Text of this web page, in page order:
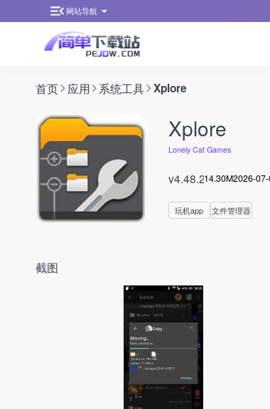
网站导航
首页 应用 系统工具 Xplore
Xplore
Lonely Cat Games
v4.48.2014.30M2026-
玩机app 文件管理器
截图